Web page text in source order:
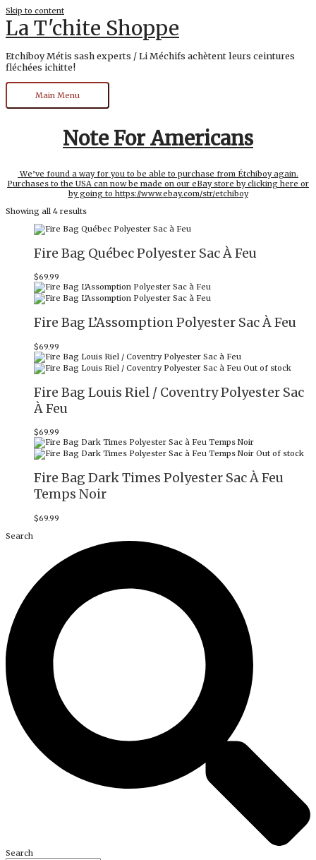
Skip to content
La T'chite Shoppe
Etchiboy Métis sash experts / Li Méchifs achètent leurs ceintures
fléchées ichitte!
Main Menu
Note For Americans
We’ve found a way for you to be able to purchase from Étchiboy again.
Purchases to the USA can now be made on our eBay store by clicking here or
by going to https://www.ebay.com/str/etchiboy
Showing all 4 results
Fire Bag Québec Polyester Sac À Feu
$69.99
Fire Bag L’Assomption Polyester Sac À Feu
$69.99
Out of stock
Fire Bag Louis Riel / Coventry Polyester Sac
À Feu
$69.99
Out of stock
Fire Bag Dark Times Polyester Sac À Feu
Temps Noir
$69.99
Search
Search